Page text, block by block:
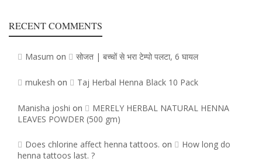
RECENT COMMENTS
Masum on सोजत | बच्चों से भरा टेम्पो पलटा, 6 घायल
mukesh on Taj Herbal Henna Black 10 Pack
Manisha joshi on
MERELY HERBAL NATURAL HENNA
LEAVES POWDER (500 gm)
Does chlorine affect henna tattoos. on
How long do
henna tattoos last. ?